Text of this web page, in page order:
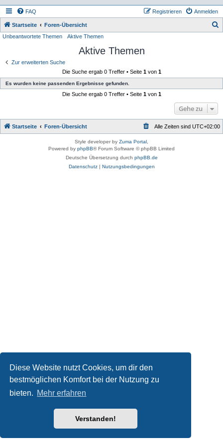
Diese Website nutzt Cookies, um dir den
bestmöglichen Komfort bei der Nutzung zu
bieten. Mehr erfahren
Verstanden!
FAQ Anmelden
Registrieren
Startseite Foren-Übersicht
Unbeantwortete Themen Aktive Themen
Aktive Themen
Zur erweiterten Suche
Die Suche ergab 0 Treffer • Seite 1von 1
Es wurden keine passenden Ergebnisse gefunden.
Die Suche ergab 0 Treffer • Seite 1von 1
Gehe zu
Startseite Foren-Übersicht Alle Zeiten sind UTC+02:00
Style developer by Zuma Portal
Powered by phpBB® Forum Software © phpBB Limited
Deutsche Übersetzung durch phpBB.de
Datenschutz| Nutzungsbedingungen